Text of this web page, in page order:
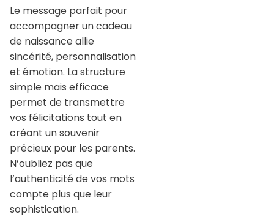
Le message parfait pour
accompagner un cadeau
de naissance allie
sincérité, personnalisation
et émotion. La structure
simple mais efficace
permet de transmettre
vos félicitations tout en
créant un souvenir
précieux pour les parents.
N’oubliez pas que
l’authenticité de vos mots
compte plus que leur
sophistication.